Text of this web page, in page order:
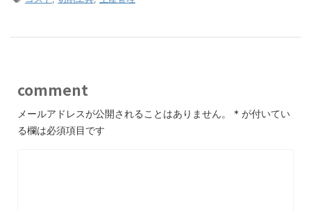
comment
メールアドレスが公開されることはありません。 * が付いてい
る欄は必須項目です